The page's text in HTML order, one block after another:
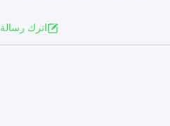
اترك رسالة